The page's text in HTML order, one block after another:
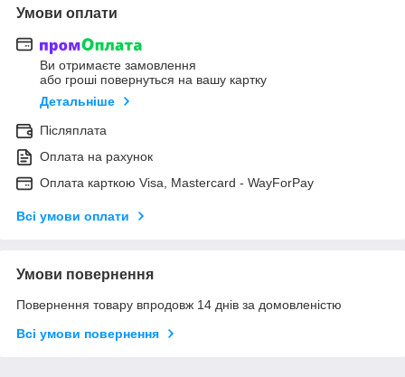
Умови оплати
Ви отримаєте замовлення
або гроші повернуться на вашу картку
Детальніше
Післяплата
Оплата на рахунок
Оплата карткою Visa, Mastercard - WayForPay
Всі умови оплати
Умови повернення
Повернення товару впродовж 14 днів за домовленістю
Всі умови повернення